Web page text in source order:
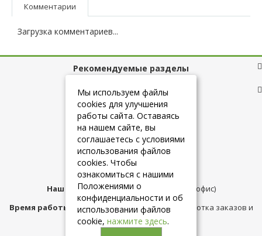
Комментарии
Загрузка комментариев...
Рекомендуемые разделы
Полезные ссылки
+7 (925) 084-10-60
Наш адрес:Москва,ул.Плещеева д.12 (офис)
Время работы магазина:с 10:00 до 21:00 (обработка заказов и
консультация)
Мы используем файлы
cookies для улучшения
работы сайта. Оставаясь
на нашем сайте, вы
соглашаетесь с условиями
использования файлов
cookies. Чтобы
ознакомиться с нашими
Положениями о
конфиденциальности и об
использовании файлов
cookie, нажмите здесь.